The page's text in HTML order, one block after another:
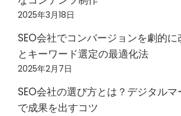
2025年3月18日
SEO会社でコンバージョンを劇的に
とキーワード選定の最適化法
2025年2月7日
SEO会社の選び方とは？デジタル
で成果を出すコツ